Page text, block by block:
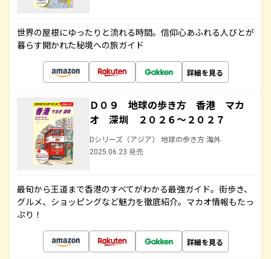
世界の屋根にゆったりと流れる時間。信仰心あふれる人びとが
暮らす開かれた秘境への旅ガイド
詳細を見る
Ｄ０９ 地球の歩き方 香港 マカ
オ 深圳 ２０２６～２０２７
Dシリーズ（アジア） 地球の歩き方 海外
2025.06.23 発売
最旬から王道まで香港のすべてがわかる最強ガイド。街歩き、
グルメ、ショッピングなど魅力を徹底紹介。マカオ情報もたっ
ぷり！
詳細を見る